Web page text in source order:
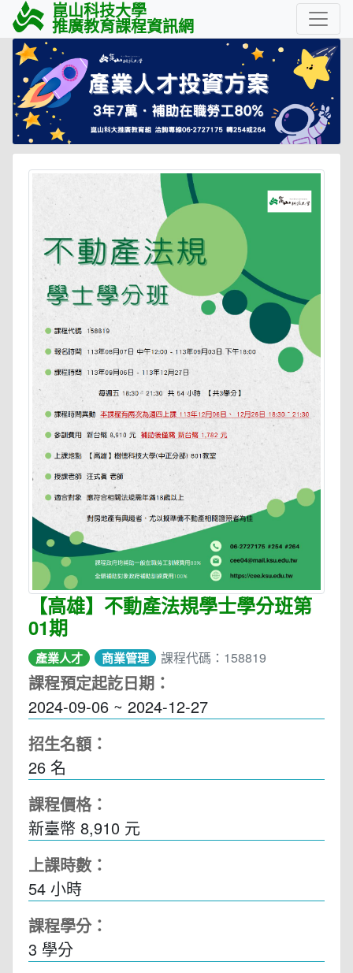
崑山科技大學
推廣教育課程資訊網
【高雄】不動產法規學士學分班第
01期
產業人才 商業管理 課程代碼：158819
課程預定起訖日期：
2024-09-06 ~ 2024-12-27
招生名額：
26 名
課程價格：
新臺幣 8,910 元
上課時數：
54 小時
課程學分：
3 學分